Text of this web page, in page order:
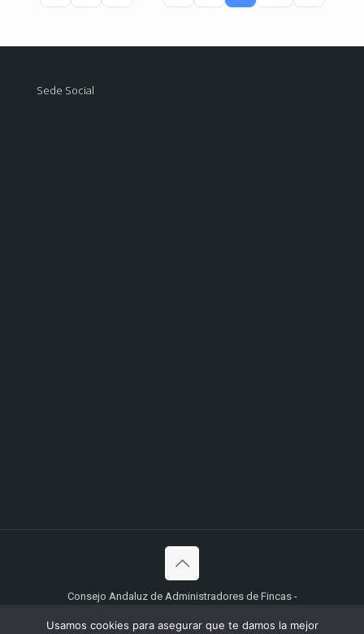
Sede Social
Consejo Andaluz de Administradores de Fincas -
Usamos cookies para asegurar que te damos la mejor